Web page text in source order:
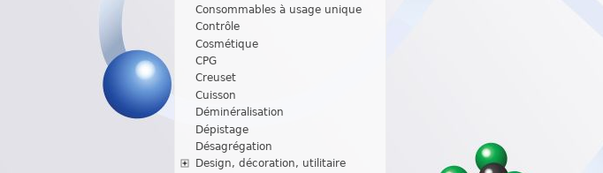
Consommables à usage unique
Contrôle
Cosmétique
CPG
Creuset
Cuisson
Déminéralisation
Dépistage
Désagrégation
Design, décoration, utilitaire